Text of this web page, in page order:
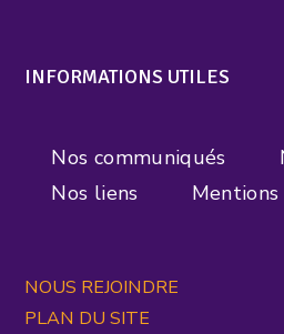
INFORMATIONS UTILES
Nos communiqués
Nos liens
NOUS REJOINDRE
PLAN DU SITE